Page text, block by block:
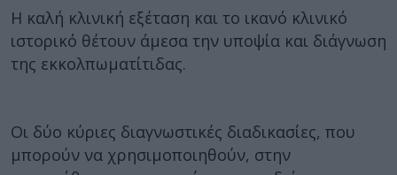
Η καλή κλινική εξέταση και το ικανό κλινικό
ιστορικό θέτουν άμεσα την υποψία και διάγνωση
της εκκολπωματίτιδας.
Οι δύο κύριες διαγνωστικές διαδικασίες, που
μπορούν να χρησιμοποιηθούν, στην